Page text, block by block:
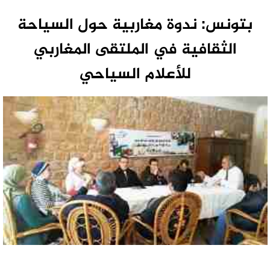
بتونس: ندوة مغاربية حول السياحة
الثقافية في الملتقى المغاربي
للأعلام السياحي